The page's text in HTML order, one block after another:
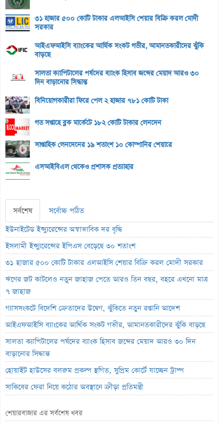
৩১ হাজার ৫০০ কোটি টাকার এলআইসি শেয়ার বিক্রি করল মোদী
সরকার
আইএফআইসি ব্যাংকের আর্থিক সংকট গভীর, আমানতকারীদের ঝুঁকি
বাড়ছে
সালতা ক্যাপিটালের পর্ষদের ব্যাংক হিসাব জব্দের মেয়াদ আরও ৩০
দিন বাড়ানোর সিদ্ধান্ত
বিনিয়োগকারীরা ফিরে পেল ২ হাজার ৭৮১ কোটি টাকা
গত সপ্তাহে ব্লক মার্কেটে ১৮২ কোটি টাকার লেনদেন
সাপ্তাহিক লেনদেনের ১৯ শতাংশ ১০ কোম্পানির শেয়ারে
এসআইবিএল থেকেও প্রশাসক প্রত্যাহার
সর্বশেষ
সর্বোচ্চ পঠিত
ইউনাইটেড ইন্স্যুরেন্সের অস্বাভাবিক দর বৃদ্ধি
ইসলামী ইন্স্যুরেন্সের ইপিএস বেড়েছে ৩০ শতাংশ
৩১ হাজার ৫০০ কোটি টাকার এলআইসি শেয়ার বিক্রি করল মোদী সরকার
ঋণের জট কাটলেও নতুন জাহাজ পেতে আরও তিন বছর, বহরে এখনো মাত্র
৭ জাহাজ
গ্যাসসংকটে বিদেশি ক্রেতাদের উদ্বেগ, ঝুঁকিতে নতুন রপ্তানি আদেশ
আইএফআইসি ব্যাংকের আর্থিক সংকট গভীর, আমানতকারীদের ঝুঁকি বাড়ছে
সালতা ক্যাপিটালের পর্ষদের ব্যাংক হিসাব জব্দের মেয়াদ আরও ৩০ দিন
বাড়ানোর সিদ্ধান্ত
হোয়াইট হাউসের বলরুম প্রকল্প স্থগিত, সুপ্রিম কোর্টে যাচ্ছেন ট্রাম্প
সাকিবের ফেরা নিয়ে কঠোর অবস্থানে ক্রীড়া প্রতিমন্ত্রী
অস্কারের প্রাথমিক দৌড়ে পাকিস্তানের ‘মেরা লিয়ারি’
শেয়ারবাজার এর সর্বশেষ খবর